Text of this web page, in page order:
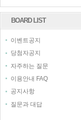
BOARD LIST
이벤트공지
당첨자공지
자주하는 질문
이용안내 FAQ
공지사항
질문과 대답